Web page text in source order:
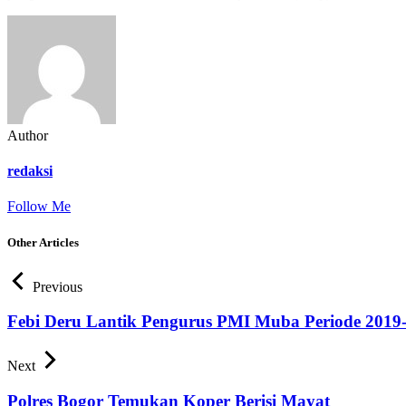
Author
redaksi
Follow Me
Other Articles
Previous
Febi Deru Lantik Pengurus PMI Muba Periode
Next
Polres Bogor Temukan Koper Berisi Mayat